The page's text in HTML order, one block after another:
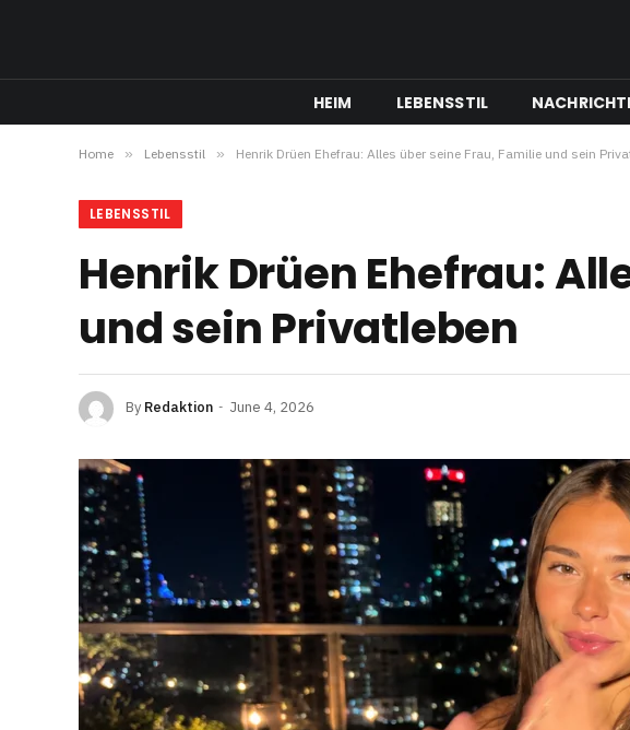
HEIM LEBENSSTIL
Home » Lebensstil » Henrik Drüen Ehefrau: Alles über seine Frau, Familie und sein
LEBENSSTIL
Henrik Drüen Ehefrau:
und sein Privatleben
By Redaktion June 4, 2026